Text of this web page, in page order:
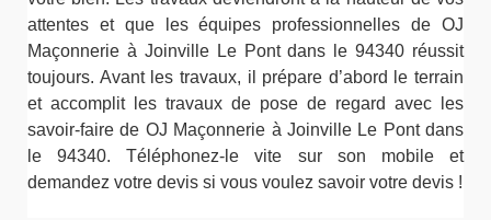
attentes et que les équipes professionnelles de OJ
Maçonnerie à Joinville Le Pont dans le 94340 réussit
toujours. Avant les travaux, il prépare d’abord le terrain
et accomplit les travaux de pose de regard avec les
savoir-faire de OJ Maçonnerie à Joinville Le Pont dans
le 94340. Téléphonez-le vite sur son mobile et
demandez votre devis si vous voulez savoir votre devis !